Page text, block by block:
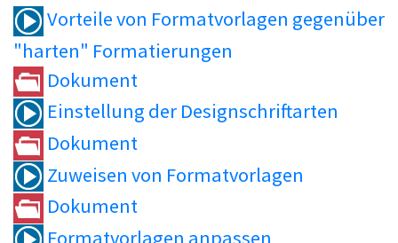
Vorteile von Formatvorlagen gegenüber
"harten" Formatierungen
Dokument
Einstellung der Designschriftarten
Dokument
Zuweisen von Formatvorlagen
Dokument
Formatvorlagen anpassen